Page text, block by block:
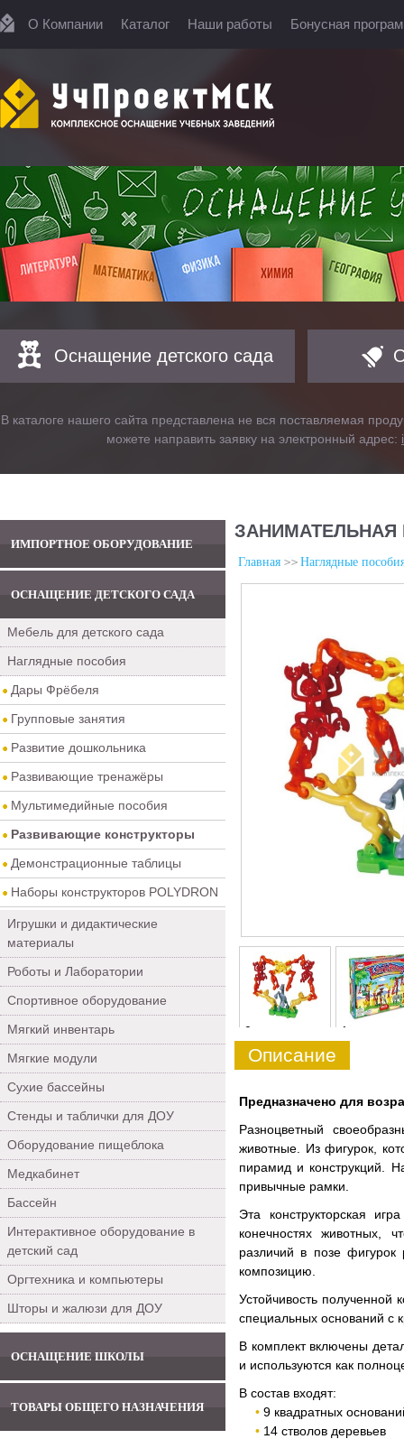
О Компании Каталог Наши работы Бонусная
Оснащение детского сада
В каталоге нашего сайта представлена не вся поставляемая
можете направить заявку на электронный адрес:
ИМПОРТНОЕ ОБОРУДОВАНИЕ
ОСНАЩЕНИЕ ДЕТСКОГО САДА
Мебель для детского сада
Наглядные пособия
Дары Фрёбеля
Групповые занятия
Развитие дошкольника
Развивающие тренажёры
Мультимедийные пособия
Развивающие конструкторы
Демонстрационные таблицы
Наборы конструкторов POLYDRON
Игрушки и дидактические
материалы
Роботы и Лаборатории
Спортивное оборудование
Мягкий инвентарь
Мягкие модули
Сухие бассейны
Стенды и таблички для ДОУ
Оборудование пищеблока
Медкабинет
Бассейн
Интерактивное оборудование в
детский сад
Оргтехника и компьютеры
Шторы и жалюзи для ДОУ
ОСНАЩЕНИЕ ШКОЛЫ
ТОВАРЫ ОБЩЕГО НАЗНАЧЕНИЯ
Главная Наглядные
0 1
Описание
Предназначено для
Разноцветный
животные. Из фигурок,
пирамид и конструкций.
привычные рамки.
Эта конструкторская
конечностях животных,
различий в позе фигурок
композицию.
Устойчивость полученной
специальных оснований с
В комплект включены
и используются как
В состав входят:
9 квадратных
14 стволов деревьев